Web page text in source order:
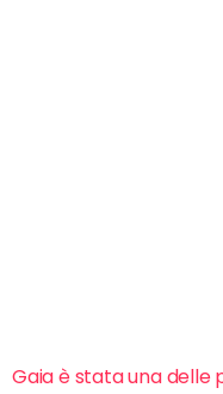
Gaia è stata una